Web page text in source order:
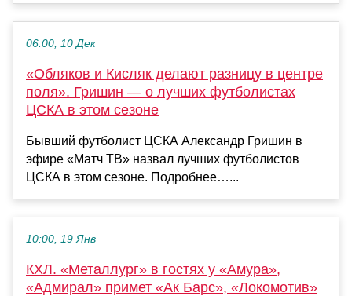
06:00, 10 Дек
«Обляков и Кисляк делают разницу в центре
поля». Гришин — о лучших футболистах
ЦСКА в этом сезоне
Бывший футболист ЦСКА Александр Гришин в
эфире «Матч ТВ» назвал лучших футболистов
ЦСКА в этом сезоне. Подробнее…...
10:00, 19 Янв
КХЛ. «Металлург» в гостях у «Амура»,
«Адмирал» примет «Ак Барс», «Локомотив»